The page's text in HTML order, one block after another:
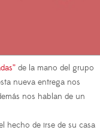
de la mano del grupo
nueva entrega nos
nos hablan de un
hecho de irse de su casa